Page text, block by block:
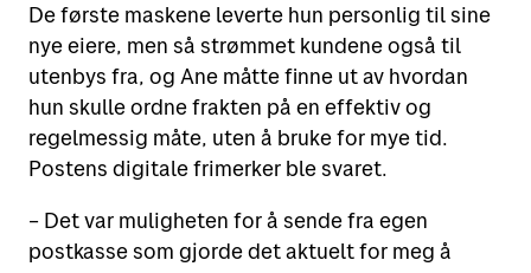
De første maskene leverte hun personlig til sine
nye eiere, men så strømmet kundene også til
utenbys fra, og Ane måtte finne ut av hvordan
hun skulle ordne frakten på en effektiv og
regelmessig måte, uten å bruke for mye tid.
Postens digitale frimerker ble svaret.
– Det var muligheten for å sende fra egen
postkasse som gjorde det aktuelt for meg å